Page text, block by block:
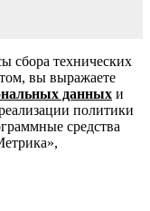
сбора технических
вы выражаете
данных и
политики
средства